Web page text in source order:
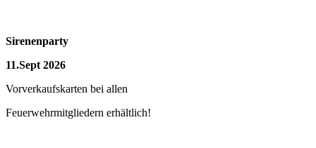
Sirenenparty
11.Sept 2026
Vorverkaufskarten bei allen
Feuerwehrmitgliedern erhältlich!